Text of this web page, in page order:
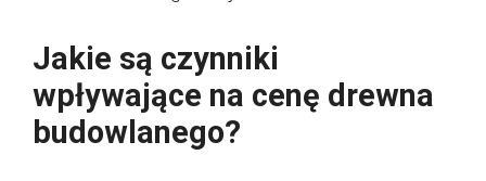
Jakie są czynniki
wpływające na cenę drewna
budowlanego?